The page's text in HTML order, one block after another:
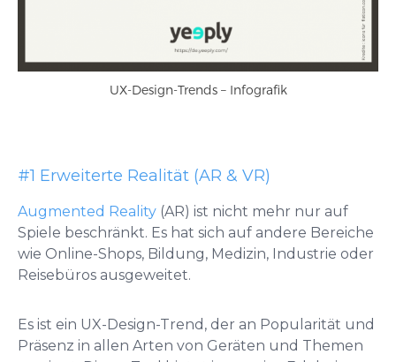
UX-Design-Trends – Infografik
#1 Erweiterte Realität (AR & VR)
Augmented Reality (AR) ist nicht mehr nur auf
Spiele beschränkt. Es hat sich auf andere Bereiche
wie Online-Shops, Bildung, Medizin, Industrie oder
Reisebüros ausgeweitet.
Es ist ein UX-Design-Trend , der an Popularität und
Präsenz in allen Arten von Geräten und Themen